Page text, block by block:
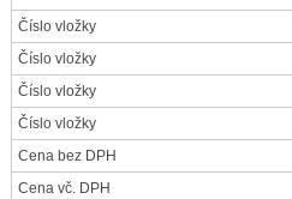
Číslo vložky
Číslo vložky
Číslo vložky
Číslo vložky
Cena bez DPH
Cena vč. DPH